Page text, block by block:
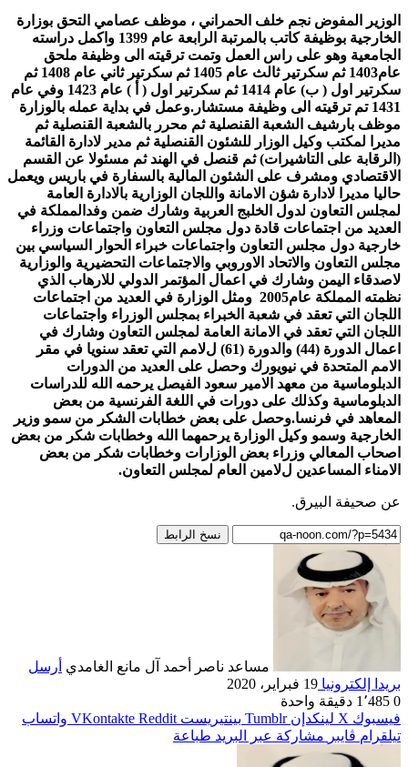
الوزير المفوض نجم خلف الحمراني ، موظف عصامي التحق بوزارة
الخارجية بوظيفة كاتب بالمرتبة الرابعة عام 1399 واكمل دراسته
الجامعية وهو على راس العمل وتمت ترقيته الى وظيفة ملحق
عام1403 ثم سكرتير ثالث عام 1405 ثم سكرتير ثاني عام 1408 ثم
سكرتير اول ( ب) عام 1414 ثم سكرتير اول ( أ ) عام 1423 وفي عام
1431 تم ترقيته الى وظيفة مستشار.وعمل في بداية عمله بالوزارة
موظف بارشيف الشعبة القنصلية ثم محرر بالشعبة القنصلية ثم
مديرا لمكتب وكيل الوزار للشئون القنصلية ثم مدير ﻻدارة القائمة
(الرقابة على التاشيرات) ثم قنصل في الهند ثم مسئوﻻ عن القسم
اﻻقتصادي ومشرف على الشئون المالية بالسفارة في باريس ويعمل
حاليا مديرا ﻻدارة شؤن اﻻمانة واللجان الوزارية باﻻدارة العامة
لمجلس التعاون لدول الخلبج العربية وشارك ضمن وفدالمملكة في
العديد من اجتماعات قادة دول مجلس التعاون واجتماعات وزراء
خارجية دول مجلس التعاون واجتماعات خبراء الحوار السياسي بين
مجلس التعاون واﻻتحاد اﻻوروبي واﻻجتماعات التحضيرية والوزارية
ﻻصدقاء اليمن وشارك في اعمال المؤتمر الدولي للارهاب الذي
نظمته المملكة عام2005 ومثل الوزارة في العديد من اجتماعات
اللجان التي تعقد في شعبة الخبراء بمجلس الوزراء واجتماعات
اللجان التي تعقد في اﻻمانة العامة لمجلس التعاون وشارك في
اعمال الدورة (44) والدورة (61) لﻻمم التي تعقد سنويا في مقر
اﻻمم المتحدة في نيويورك وحصل على العديد من الدورات
الدبلوماسية من معهد اﻻمير سعود الفيصل يرحمه الله للدراسات
الدبلوماسية وكذلك على دورات في اللغة الفرنسية من بعض
المعاهد في فرنسا.وحصل على بعض خطابات الشكر من سمو وزير
الخارجية وسمو وكيل الوزارة يرحمهما الله وخطابات شكر من بعض
اصحاب المعالي وزراء بعض الوزارات وخطابات شكر من بعض
اﻻمناء المساعدين لﻻمين العام لمجلس التعاون.
عن صحيفة البيرق.
نسخ الرابط
مساعد ناصر أحمد آل مانع الغامدي أرسل
بريدا إلكترونيا 19 فبراير، 2020
0
دقيقة واحدة
فيسبوك ‫X لينكدإن بينتيريست
واتساب
تيلقرام ڤايبر مشاركة عبر البريد طباعة